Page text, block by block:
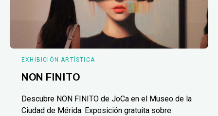
EXHIBICIÓN ARTÍSTICA
NON FINITO
Descubre NON FINITO de JoCa en el Museo de la
Ciudad de Mérida. Exposición gratuita sobre